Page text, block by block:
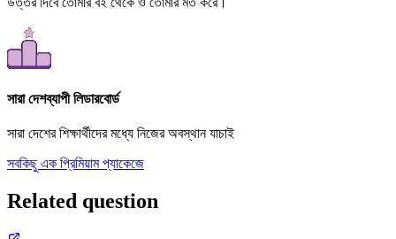
সারা দেশব্যাপী লিডারবোর্ড
সারা দেশের শিক্ষার্থীদের মধ্যে নিজের অবস্থান যাচাই
সবকিছু এক প্রিমিয়াম প্যাকেজে
Related question